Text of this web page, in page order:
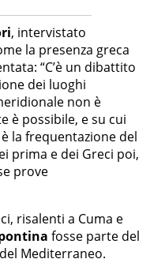
, intervistato
la presenza greca
“C’è un dibattito
dei luoghi
non è
è possibile, e su cui
la frequentazione del
prima e dei Greci poi,
prove
risalenti a Cuma e
fosse parte del
Mediterraneo.